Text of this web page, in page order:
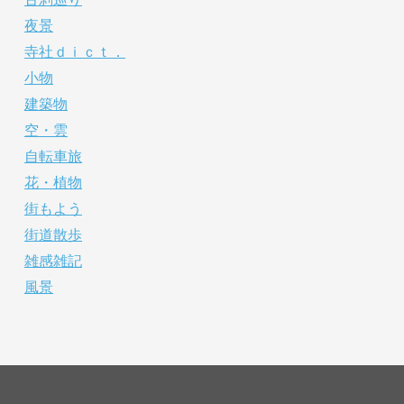
夜景
寺社ｄｉｃｔ．
小物
建築物
空・雲
自転車旅
花・植物
街もよう
街道散歩
雑感雑記
風景